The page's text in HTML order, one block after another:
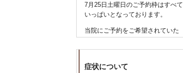
7月25日土曜日のご予約枠はすべて
いっぱいとなっております。
当院にご予約をご希望されていた
方に関しては、大変ご迷惑をおか
けいたします。
申し訳ございません。
症状について